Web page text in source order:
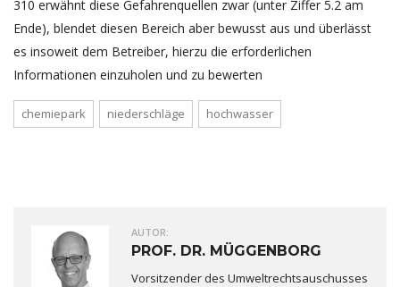
310 erwähnt diese Gefahrenquellen zwar (unter Ziffer 5.2 am
Ende), blendet diesen Bereich aber bewusst aus und überlässt
es insoweit dem Betreiber, hierzu die erforderlichen
Informationen einzuholen und zu bewerten
chemiepark niederschläge hochwasser
AUTOR:
PROF. DR. MÜGGENBORG
Vorsitzender des Umweltrechtsauschusses